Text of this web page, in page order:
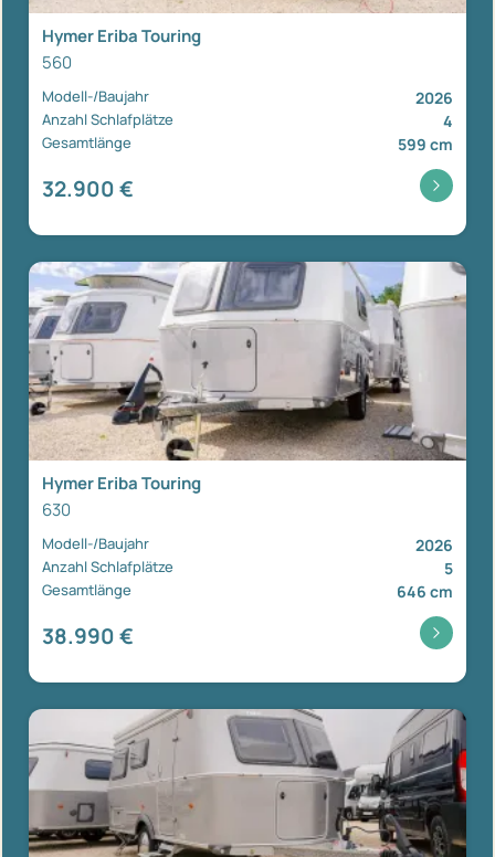
Hymer Eriba Touring
560
Modell-/Baujahr 2026
Anzahl Schlafplätze 4
Gesamtlänge 599 cm
32.900 €
Hymer Eriba Touring
630
Modell-/Baujahr 2026
Anzahl Schlafplätze 5
Gesamtlänge 646 cm
38.990 €